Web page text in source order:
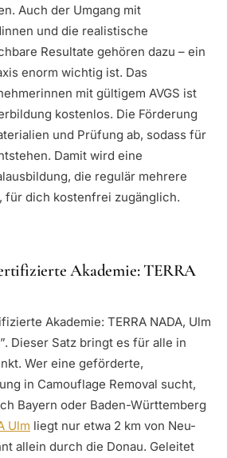
Auch der Umgang mit
und die realistische
Resultate gehören dazu – ein
enorm wichtig ist. Das
mit gültigem AVGS ist
kostenlos. Die Förderung
und Prüfung ab, sodass für
Damit wird eine
die regulär mehrere
für dich kostenfrei zugänglich.
Akademie: TERRA
Akademie: TERRA NADA, Ulm
Dieser Satz bringt es für alle in
Wer eine geförderte,
in Camouflage Removal sucht,
Bayern oder Baden-Württemberg
Ulm liegt nur etwa 2 km von Neu-
allein durch die Donau. Geleitet